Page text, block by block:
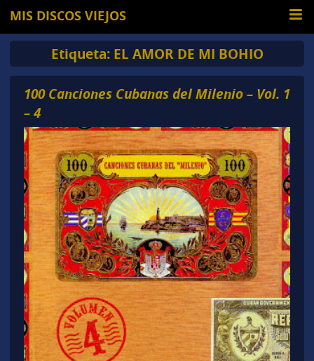
MIS DISCOS VIEJOS
Etiqueta: EL AMOR DE MI BOHIO
100 Canciones Cubanas del Milenio – Vol. 1
– 4